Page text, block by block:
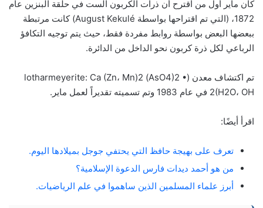
كان ماير أول من اقترح أن ذرات الكربون الست في حلقة البنزين عام
1872، (التي تم اقتراحها بواسطة August Kekulé) كانت مرتبطة
ببعضها البعض بواسطة روابط مفردة فقط، حيث يتم توجيه التكافؤ
الرباعي لكل ذرة كربون نحو الداخل من الدائرة.
تم اكتشاف معدن (lotharmeyerite: Ca (Zn، Mn)2 (AsO4)2 •
2(H2O، OH في عام 1983 وتم تسميته تقديراً لعمل ماير.
اقرأ أيضًا:
تعرف على بهيجة حافظ التي يحتفي جوجل بميلادها اليوم.
من هو أحمد ديدات فارس الدعوة الإسلامية؟
أبرز علماء المسلمين الذين ساهموا في علم الرياضيات.